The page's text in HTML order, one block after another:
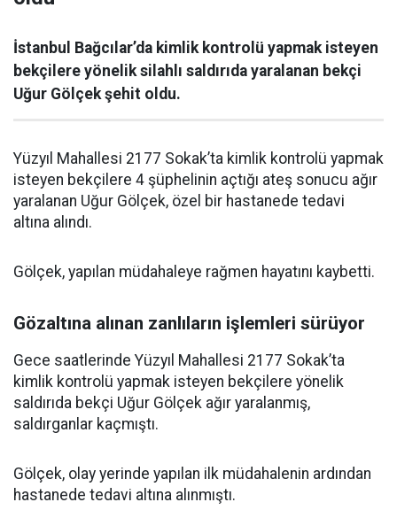
İstanbul Bağcılar’da kimlik kontrolü yapmak isteyen
bekçilere yönelik silahlı saldırıda yaralanan bekçi
Uğur Gölçek şehit oldu.
Yüzyıl Mahallesi 2177 Sokak’ta kimlik kontrolü yapmak
isteyen bekçilere 4 şüphelinin açtığı ateş sonucu ağır
yaralanan Uğur Gölçek, özel bir hastanede tedavi
altına alındı.
Gölçek, yapılan müdahaleye rağmen hayatını kaybetti.
Gözaltına alınan zanlıların işlemleri sürüyor
Gece saatlerinde Yüzyıl Mahallesi 2177 Sokak’ta
kimlik kontrolü yapmak isteyen bekçilere yönelik
saldırıda bekçi Uğur Gölçek ağır yaralanmış,
saldırganlar kaçmıştı.
Gölçek, olay yerinde yapılan ilk müdahalenin ardından
hastanede tedavi altına alınmıştı.